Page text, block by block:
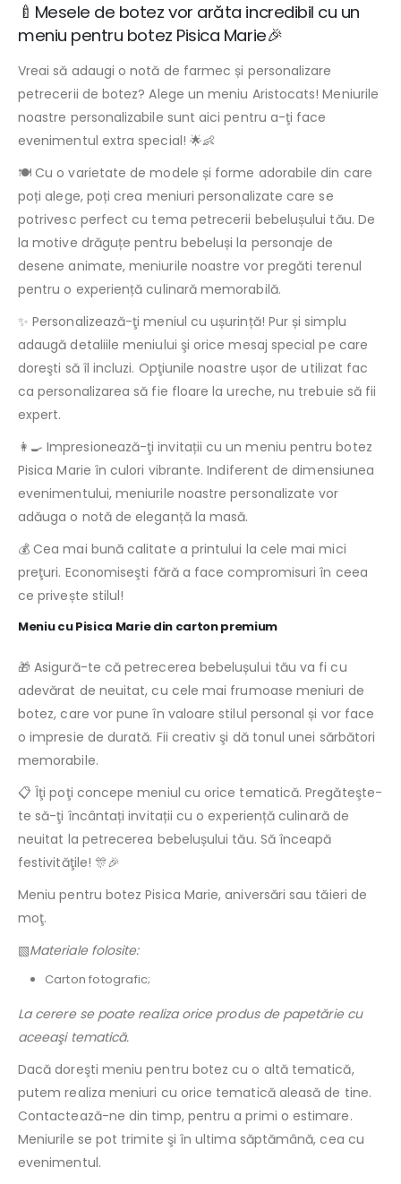
🍼Mesele de botez vor arăta incredibil cu un
meniu pentru botez Pisica Marie🎉
Vreai să adaugi o notă de farmec și personalizare
petrecerii de botez? Alege un meniu Aristocats! Meniurile
noastre personalizabile sunt aici pentru a-ţi face
evenimentul extra special! 🌟👶
🍽️ Cu o varietate de modele și forme adorabile din care
poți alege, poți crea meniuri personalizate care se
potrivesc perfect cu tema petrecerii bebelușului tău. De
la motive drăguțe pentru bebeluși la personaje de
desene animate, meniurile noastre vor pregăti terenul
pentru o experiență culinară memorabilă.
✨ Personalizează-ţi meniul cu ușurință! Pur și simplu
adaugă detaliile meniului şi orice mesaj special pe care
doreşti să îl incluzi. Opţiunile noastre ușor de utilizat fac
ca personalizarea să fie floare la ureche, nu trebuie să fii
expert.
👩‍🍳 Impresionează-ţi invitații cu un meniu pentru botez
Pisica Marie în culori vibrante. Indiferent de dimensiunea
evenimentului, meniurile noastre personalizate vor
adăuga o notă de eleganță la masă.
💰 Cea mai bună calitate a printului la cele mai mici
preţuri. Economiseşti fără a face compromisuri în ceea
ce privește stilul!
Meniu cu Pisica Marie din carton premium
🎁 Asigură-te că petrecerea bebelușului tău va fi cu
adevărat de neuitat, cu cele mai frumoase meniuri de
botez, care vor pune în valoare stilul personal și vor face
o impresie de durată. Fii creativ şi dă tonul unei sărbători
memorabile.
📋 Îţi poţi concepe meniul cu orice tematică. Pregăteşte-
te să-ţi încântați invitații cu o experiență culinară de
neuitat la petrecerea bebelușului tău. Să înceapă
festivităţile! 🎊🎉
Meniu pentru botez Pisica Marie, aniversări sau tăieri de
moţ.
▧Materiale folosite:
Carton fotografic;
La cerere se poate realiza orice produs de papetărie cu
aceeaşi tematică.
Dacă doreşti meniu pentru botez cu o altă tematică,
putem realiza meniuri cu orice tematică aleasă de tine.
Contactează-ne din timp, pentru a primi o estimare.
Meniurile se pot trimite şi în ultima săptămână, cea cu
evenimentul.